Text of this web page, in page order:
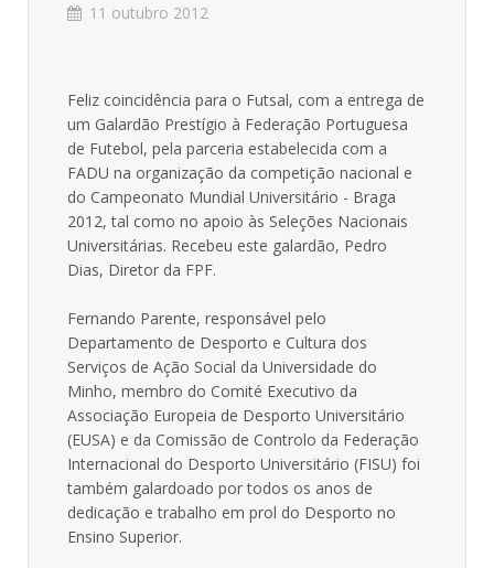
11 outubro 2012
Feliz coincidência para o Futsal, com a entrega de
um Galardão Prestígio à Federação Portuguesa
de Futebol, pela parceria estabelecida com a
FADU na organização da competição nacional e
do Campeonato Mundial Universitário - Braga
2012, tal como no apoio às Seleções Nacionais
Universitárias. Recebeu este galardão, Pedro
Dias, Diretor da FPF.
Fernando Parente, responsável pelo
Departamento de Desporto e Cultura dos
Serviços de Ação Social da Universidade do
Minho, membro do Comité Executivo da
Associação Europeia de Desporto Universitário
(EUSA) e da Comissão de Controlo da Federação
Internacional do Desporto Universitário (FISU) foi
também galardoado por todos os anos de
dedicação e trabalho em prol do Desporto no
Ensino Superior.